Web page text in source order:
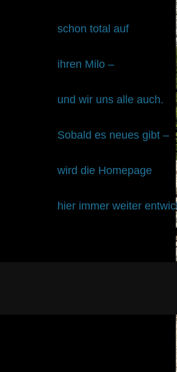
schon total auf
ihren Milo –
und wir uns alle auch.
Sobald es neues gibt –
wird die Homepage
hier immer weiter